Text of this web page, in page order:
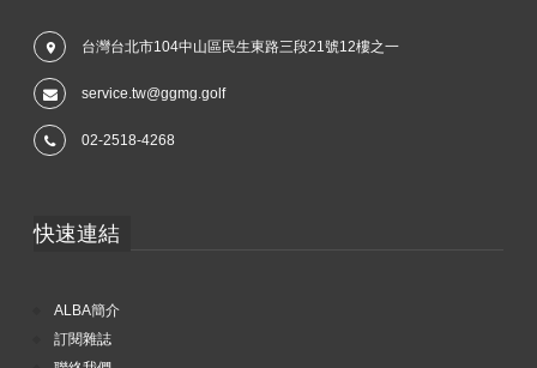
台灣台北市104中山區民生東路三段21號12樓之一
service.tw@ggmg.golf
02-2518-4268
快速連結
ALBA簡介
訂閱雜誌